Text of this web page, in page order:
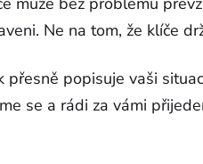
Ne na tom, že klíče
přesně popisuje vaši
se a rádi za vámi